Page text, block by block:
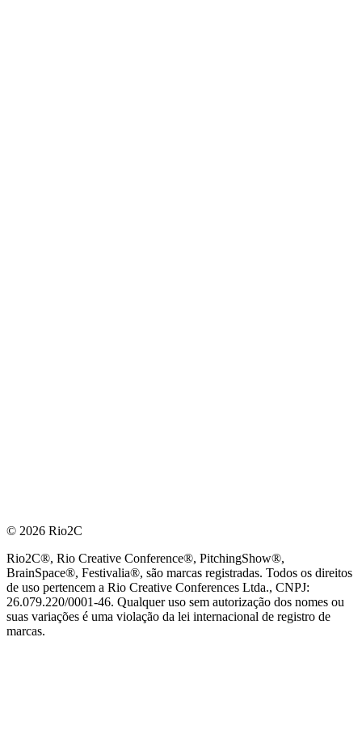
© 2026 Rio2C
Rio2C®, Rio Creative Conference®, PitchingShow®,
BrainSpace®, Festivalia®, são marcas registradas. Todos os direitos
de uso pertencem a Rio Creative Conferences Ltda., CNPJ:
26.079.220/0001-46. Qualquer uso sem autorização dos nomes ou
suas variações é uma violação da lei internacional de registro de
marcas.